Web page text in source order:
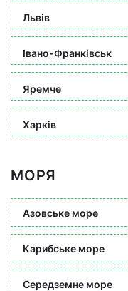
Львів
Івано-Франківськ
Яремче
Харків
МОРЯ
Азовське море
Карибське море
Середземне море